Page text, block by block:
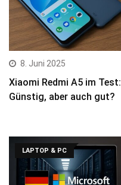
8. Juni 2025
Xiaomi Redmi A5 im Test:
Günstig, aber auch gut?
LAPTOP & PC